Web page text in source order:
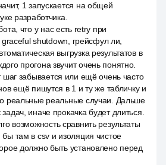
1 запускается на общей
разработчика.
что у нас есть retry при
graceful shutdown, грейсфул ли,
выгрузка результатов в
прогона звучит очень понятно.
шаг забывается или ещё очень часто
ещё пишутся в 1 и ту же табличку и
реальные реальные случаи. Дальше
иначе прокачка будет длиться.
возможность сравнить результаты
там в csv и изоляция чистое
должно быть установлено перед